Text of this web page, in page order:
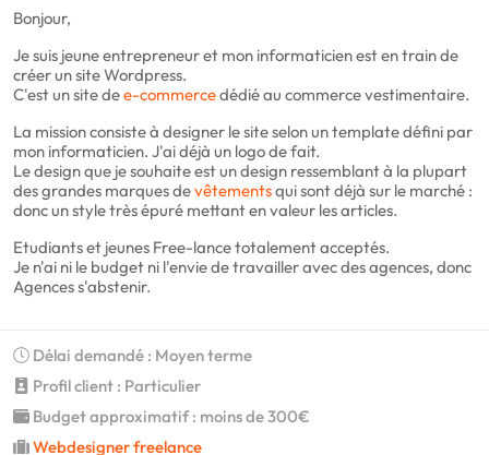
Bonjour,
Je suis jeune entrepreneur et mon informaticien est en train de
créer un site Wordpress.
C'est un site dee-commercedédié au commerce vestimentaire.
La mission consiste à designer le site selon un template défini par
mon informaticien. J'ai déjà un logo de fait.
Le design que je souhaite est un design ressemblant à la plupart
des grandes marques devêtementsqui sont déjà sur le marché :
donc un style très épuré mettant en valeur les articles.
Etudiants et jeunes Free-lance totalement acceptés.
Je n'ai ni le budget ni l'envie de travailler avec des agences, donc
Agences s'abstenir.
Délai demandé : Moyen terme
Profil client : Particulier
Budget approximatif : moins de 300€
Webdesigner freelance